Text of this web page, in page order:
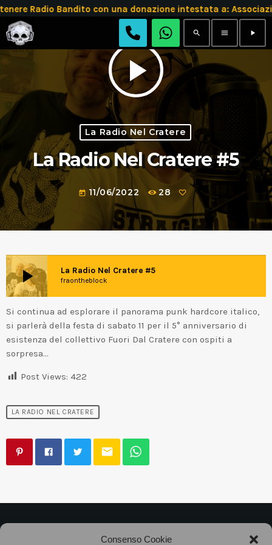
Consenso Cookie
Radio Bandito con una donazione intestata a:
search menu play_arrow
play_arrow
La Radio Nel Cratere
La Radio Nel Cratere #5
today 11/06/2022 28
play_arrow La Radio Nel Cratere #5
fraontheblock
Si continua ad esplorare il panorama punk hardcore italico,
si parlerà della festa di sabato 11 per il 5° anniversario di
esistenza del collettivo Fuori Dal Cratere con ospiti a
sorpresa…
Post Views: 422
LA RADIO NEL CRATERE
email
Associazione Bandito • CF 97882400019 •